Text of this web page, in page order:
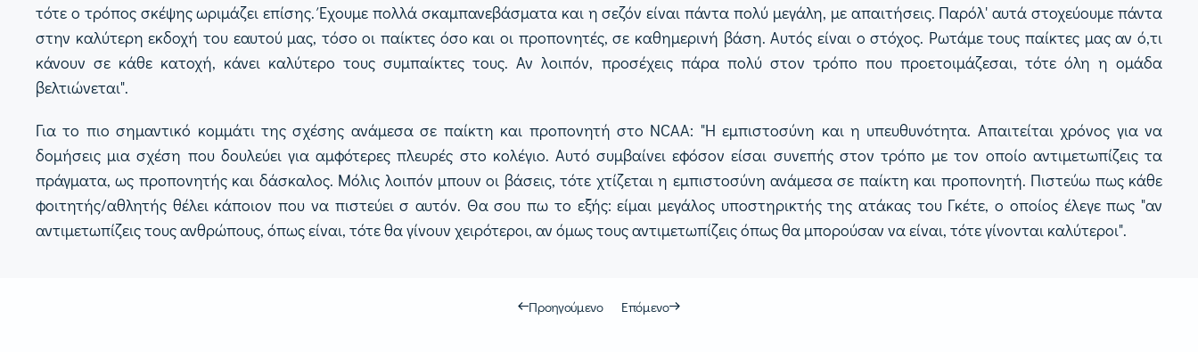
τότε ο τρόπος σκέψης ωριμάζει επίσης. Έχουμε πολλά σκαμπανεβάσματα και η σεζόν είναι πάντα πολύ μεγάλη, με απαιτήσεις. Παρόλ' αυτά στοχεύουμε πάντα
στην καλύτερη εκδοχή του εαυτού μας, τόσο οι παίκτες όσο και οι προπονητές, σε καθημερινή βάση. Αυτός είναι ο στόχος. Ρωτάμε τους παίκτες μας αν ό,τι
κάνουν σε κάθε κατοχή, κάνει καλύτερο τους συμπαίκτες τους. Αν λοιπόν, προσέχεις πάρα πολύ στον τρόπο που προετοιμάζεσαι, τότε όλη η ομάδα
βελτιώνεται".
Για το πιο σημαντικό κομμάτι της σχέσης ανάμεσα σε παίκτη και προπονητή στο NCAA: "Η εμπιστοσύνη και η υπευθυνότητα. Απαιτείται χρόνος για να
δομήσεις μια σχέση που δουλεύει για αμφότερες πλευρές στο κολέγιο. Αυτό συμβαίνει εφόσον είσαι συνεπής στον τρόπο με τον οποίο αντιμετωπίζεις τα
πράγματα, ως προπονητής και δάσκαλος. Μόλις λοιπόν μπουν οι βάσεις, τότε χτίζεται η εμπιστοσύνη ανάμεσα σε παίκτη και προπονητή. Πιστεύω πως κάθε
φοιτητής/αθλητής θέλει κάποιον που να πιστεύει σ αυτόν. Θα σου πω το εξής: είμαι μεγάλος υποστηρικτής της ατάκας του Γκέτε, ο οποίος έλεγε πως "αν
αντιμετωπίζεις τους ανθρώπους, όπως είναι, τότε θα γίνουν χειρότεροι, αν όμως τους αντιμετωπίζεις όπως θα μπορούσαν να είναι, τότε γίνονται καλύτεροι".
Προηγούμενο Επόμενο